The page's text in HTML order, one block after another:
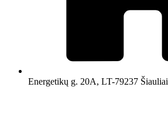
Energetikų g. 20A, LT-79237 Šiauliai